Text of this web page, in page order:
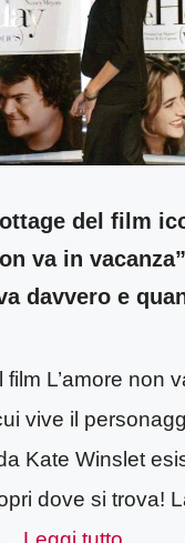
del film
va in
davvero e
L’amore non
vive il
Kate Winslet
dove si trova!